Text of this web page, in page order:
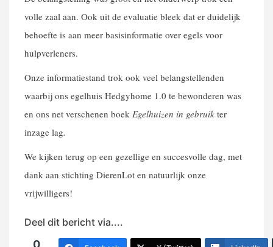
volle zaal aan. Ook uit de evaluatie bleek dat er duidelijk
behoefte is aan meer basisinformatie over egels voor
hulpverleners.
Onze informatiestand trok ook veel belangstellenden
waarbij ons egelhuis Hedgyhome 1.0 te bewonderen was
en ons net verschenen boek Egelhuizen in gebruik ter
inzage lag.
We kijken terug op een gezellige en succesvolle dag, met
dank aan stichting DierenLot en natuurlijk onze
vrijwilligers!
Deel dit bericht via....
0